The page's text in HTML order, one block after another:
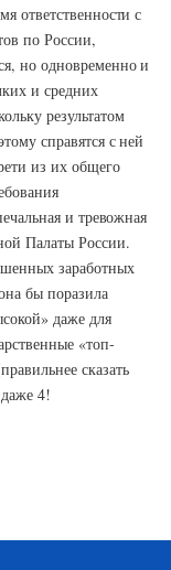
ответственности с
по России,
но одновременно и
и средних
результатом
справятся с ней
из их общего
и тревожная
Палаты России.
заработных
бы поразила
даже для
«топ-
сказать
и даже 4!